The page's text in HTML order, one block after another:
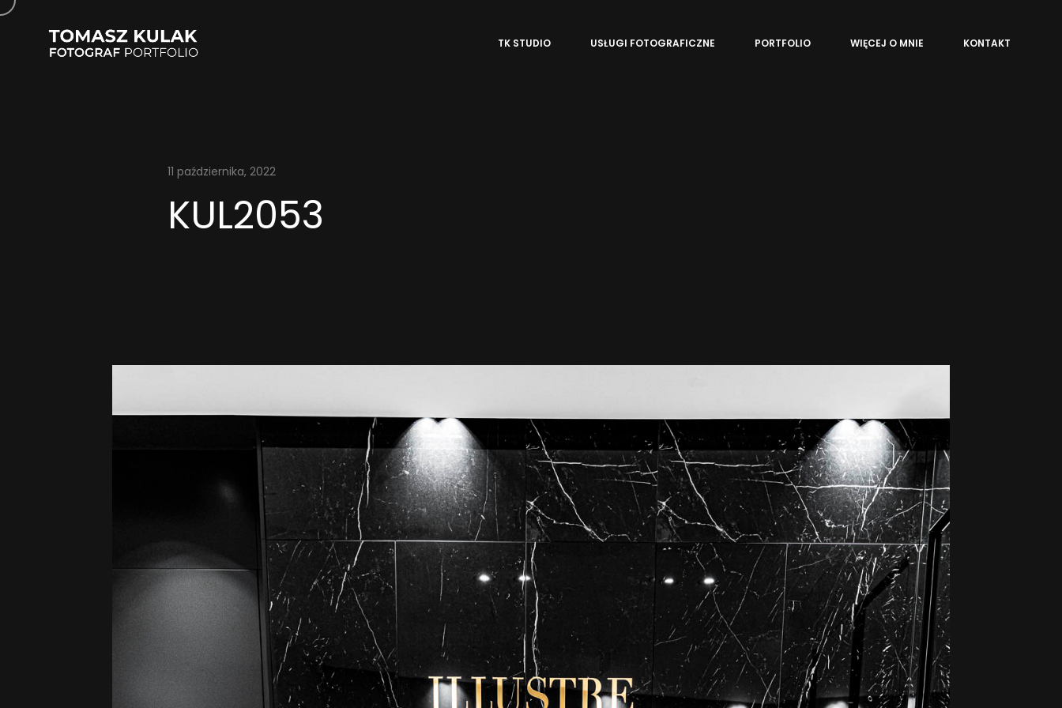
TK STUDIO USŁUGI FOTOGRAFICZNE PORTFOLIO WIĘCEJ O MNIE KONTAKT
11 października, 2022
KUL2053